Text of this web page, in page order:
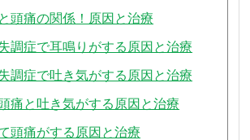
頭痛の関係！原因と治療
調症で耳鳴りがする原因と治療
調症で吐き気がする原因と治療
痛と吐き気がする原因と治療
頭痛がする原因と治療